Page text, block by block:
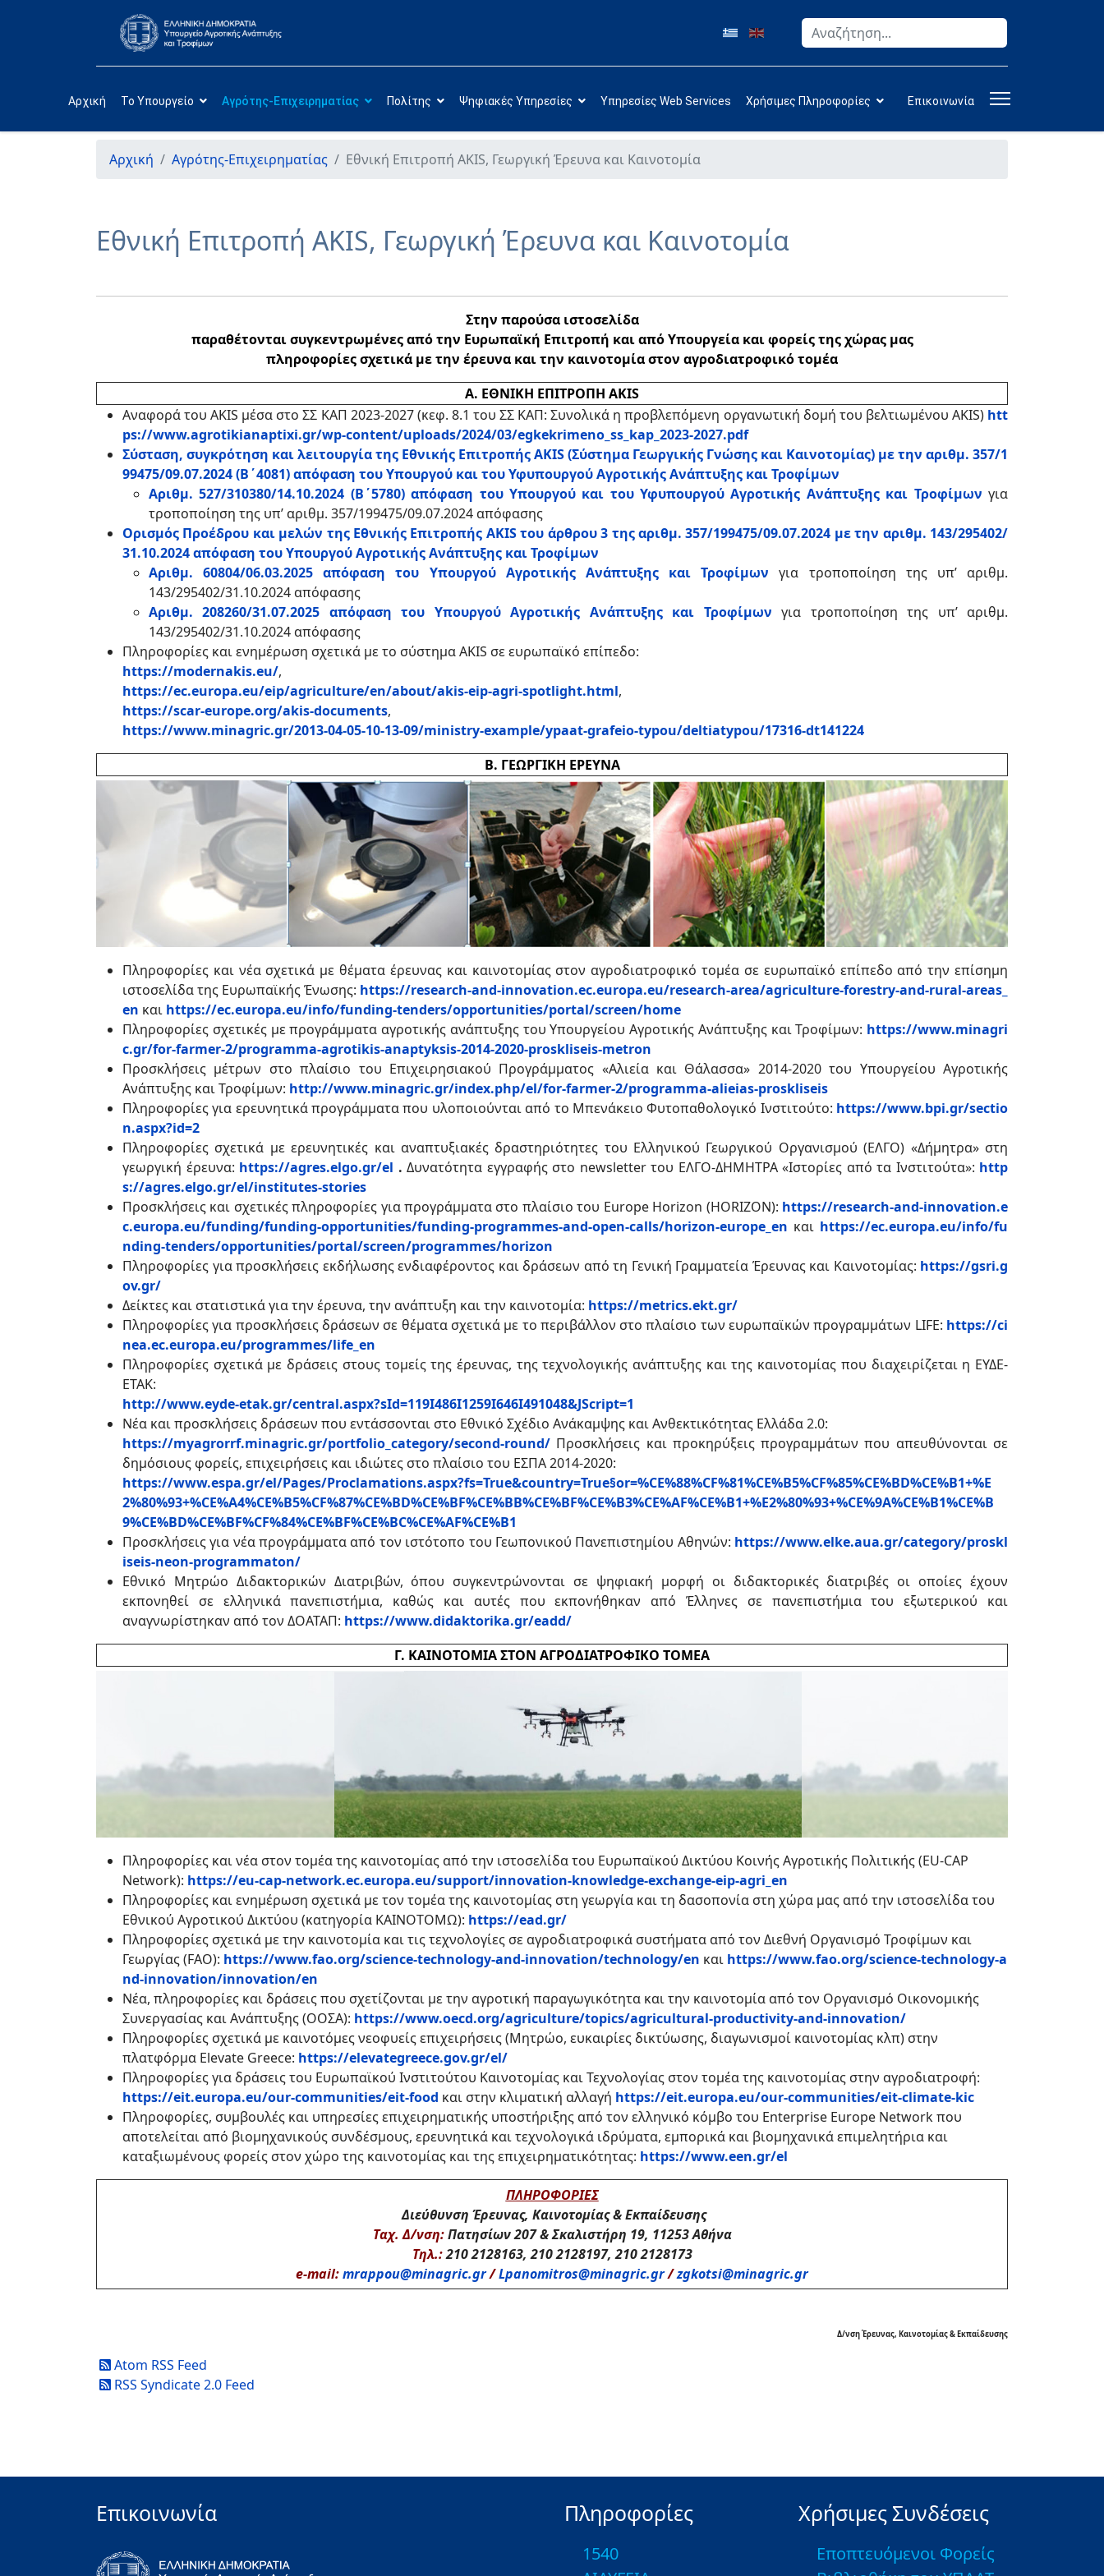
Αναζήτηση
Αρχική Το Υπουργείο Αγρότης-Επιχειρηματίας Πολίτης Ψηφιακές Υπηρεσίες Υπηρεσίες Web Services Χρήσιμες Πληροφορίες Επικοινωνία
Αρχική Αγρότης-Επιχειρηματίας Εθνική Επιτροπή AKIS, Γεωργική Έρευνα και Καινοτομία
Εθνική Επιτροπή AKIS, Γεωργική Έρευνα και Καινοτομία
Στην παρούσα ιστοσελίδα
παραθέτονται συγκεντρωμένες από την Ευρωπαϊκή Επιτροπή και από Υπουργεία και φορείς της χώρας μας
πληροφορίες σχετικά με την έρευνα και την καινοτομία στον αγροδιατροφικό τομέα
Α. ΕΘΝΙΚΗ ΕΠΙΤΡΟΠΗ AKIS
Αναφορά του AKIS μέσα στο ΣΣ ΚΑΠ 2023-2027 (κεφ. 8.1 του ΣΣ ΚΑΠ: Συνολικά η προβλεπόμενη οργανωτική δομή του βελτιωμένου AKIS) htt
ps://www.agrotikianaptixi.gr/wp-content/uploads/2024/03/egkekrimeno_ss_kap_2023-2027.pdf
Σύσταση, συγκρότηση και λειτουργία της Εθνικής Επιτροπής ΑΚΙS (Σύστημα Γεωργικής Γνώσης και Καινοτομίας) με την αριθμ. 357/1
99475/09.07.2024 (Β΄4081) απόφαση του Υπουργού και του Υφυπουργού Αγροτικής Ανάπτυξης και Τροφίμων
Αριθμ. 527/310380/14.10.2024 (Β΄5780) απόφαση του Υπουργού και του Υφυπουργού Αγροτικής Ανάπτυξης και Τροφίμων για
τροποποίηση της υπ’ αριθμ. 357/199475/09.07.2024 απόφασης
Ορισμός Προέδρου και μελών της Εθνικής Επιτροπής AKIS του άρθρου 3 της αριθμ. 357/199475/09.07.2024 με την αριθμ. 143/295402/
31.10.2024 απόφαση του Υπουργού Αγροτικής Ανάπτυξης και Τροφίμων
Αριθμ. 60804/06.03.2025 απόφαση του Υπουργού Αγροτικής Ανάπτυξης και Τροφίμων για τροποποίηση της υπ’ αριθμ.
143/295402/31.10.2024 απόφασης
Αριθμ. 208260/31.07.2025 απόφαση του Υπουργού Αγροτικής Ανάπτυξης και Τροφίμων για τροποποίηση της υπ’ αριθμ.
143/295402/31.10.2024 απόφασης
Πληροφορίες και ενημέρωση σχετικά με το σύστημα AKIS σε ευρωπαϊκό επίπεδο:
https://modernakis.eu/,
https://ec.europa.eu/eip/agriculture/en/about/akis-eip-agri-spotlight.html,
https://scar-europe.org/akis-documents,
https://www.minagric.gr/2013-04-05-10-13-09/ministry-example/ypaat-grafeio-typou/deltiatypou/17316-dt141224
Β. ΓΕΩΡΓΙΚΗ ΕΡΕΥΝΑ
Πληροφορίες και νέα σχετικά με θέματα έρευνας και καινοτομίας στον αγροδιατροφικό τομέα σε ευρωπαϊκό επίπεδο από την επίσημη
ιστοσελίδα της Ευρωπαϊκής Ένωσης: https://research-and-innovation.ec.europa.eu/research-area/agriculture-forestry-and-rural-areas_
en και https://ec.europa.eu/info/funding-tenders/opportunities/portal/screen/home
Πληροφορίες σχετικές με προγράμματα αγροτικής ανάπτυξης του Υπουργείου Αγροτικής Ανάπτυξης και Τροφίμων: https://www.minagri
c.gr/for-farmer-2/programma-agrotikis-anaptyksis-2014-2020-proskliseis-metron
Προσκλήσεις μέτρων στο πλαίσιο του Επιχειρησιακού Προγράμματος «Αλιεία και Θάλασσα» 2014-2020 του Υπουργείου Αγροτικής
Ανάπτυξης και Τροφίμων: http://www.minagric.gr/index.php/el/for-farmer-2/programma-alieias-proskliseis
Πληροφορίες για ερευνητικά προγράμματα που υλοποιούνται από το Μπενάκειο Φυτοπαθολογικό Ινστιτούτο: https://www.bpi.gr/sectio
n.aspx?id=2
Πληροφορίες σχετικά με ερευνητικές και αναπτυξιακές δραστηριότητες του Ελληνικού Γεωργικού Οργανισμού (ΕΛΓΟ) «Δήμητρα» στη
γεωργική έρευνα: https://agres.elgo.gr/el . Δυνατότητα εγγραφής στο newsletter του ΕΛΓΟ-ΔΗΜΗΤΡΑ «Ιστορίες από τα Ινστιτούτα»: http
s://agres.elgo.gr/el/institutes-stories
Προσκλήσεις και σχετικές πληροφορίες για προγράμματα στο πλαίσιο του Europe Horizon (HORIZON): https://research-and-innovation.e
c.europa.eu/funding/funding-opportunities/funding-programmes-and-open-calls/horizon-europe_en και https://ec.europa.eu/info/fu
nding-tenders/opportunities/portal/screen/programmes/horizon
Πληροφορίες για προσκλήσεις εκδήλωσης ενδιαφέροντος και δράσεων από τη Γενική Γραμματεία Έρευνας και Καινοτομίας: https://gsri.g
ov.gr/
Δείκτες και στατιστικά για την έρευνα, την ανάπτυξη και την καινοτομία: https://metrics.ekt.gr/
Πληροφορίες για προσκλήσεις δράσεων σε θέματα σχετικά με το περιβάλλον στο πλαίσιο των ευρωπαϊκών προγραμμάτων LIFE: https://ci
nea.ec.europa.eu/programmes/life_en
Πληροφορίες σχετικά με δράσεις στους τομείς της έρευνας, της τεχνολογικής ανάπτυξης και της καινοτομίας που διαχειρίζεται η ΕΥΔΕ-
ΕΤΑΚ:
http://www.eyde-etak.gr/central.aspx?sId=119I486I1259I646I491048&JScript=1
Νέα και προσκλήσεις δράσεων που εντάσσονται στο Εθνικό Σχέδιο Ανάκαμψης και Ανθεκτικότητας Ελλάδα 2.0:
https://myagrorrf.minagric.gr/portfolio_category/second-round/ Προσκλήσεις και προκηρύξεις προγραμμάτων που απευθύνονται σε
δημόσιους φορείς, επιχειρήσεις και ιδιώτες στο πλαίσιο του ΕΣΠΑ 2014-2020:
https://www.espa.gr/el/Pages/Proclamations.aspx?fs=True&country=True§or=%CE%88%CF%81%CE%B5%CF%85%CE%BD%CE%B1+%E
2%80%93+%CE%A4%CE%B5%CF%87%CE%BD%CE%BF%CE%BB%CE%BF%CE%B3%CE%AF%CE%B1+%E2%80%93+%CE%9A%CE%B1%CE%B
9%CE%BD%CE%BF%CF%84%CE%BF%CE%BC%CE%AF%CE%B1
Προσκλήσεις για νέα προγράμματα από τον ιστότοπο του Γεωπονικού Πανεπιστημίου Αθηνών: https://www.elke.aua.gr/category/proskl
iseis-neon-programmaton/
Εθνικό Μητρώο Διδακτορικών Διατριβών, όπου συγκεντρώνονται σε ψηφιακή μορφή οι διδακτορικές διατριβές οι οποίες έχουν
εκπονηθεί σε ελληνικά πανεπιστήμια, καθώς και αυτές που εκπονήθηκαν από Έλληνες σε πανεπιστήμια του εξωτερικού και
αναγνωρίστηκαν από τον ΔΟΑΤΑΠ: https://www.didaktorika.gr/eadd/
Γ. ΚΑΙΝΟΤΟΜΙΑ ΣΤΟΝ ΑΓΡΟΔΙΑΤΡΟΦΙΚΟ ΤΟΜΕΑ
Πληροφορίες και νέα στον τομέα της καινοτομίας από την ιστοσελίδα του Ευρωπαϊκού Δικτύου Κοινής Αγροτικής Πολιτικής (EU-CAP
Network): https://eu-cap-network.ec.europa.eu/support/innovation-knowledge-exchange-eip-agri_en
Πληροφορίες και ενημέρωση σχετικά με τον τομέα της καινοτομίας στη γεωργία και τη δασοπονία στη χώρα μας από την ιστοσελίδα του
Εθνικού Αγροτικού Δικτύου (κατηγορία ΚΑΙΝΟΤΟΜΩ): https://ead.gr/
Πληροφορίες σχετικά με την καινοτομία και τις τεχνολογίες σε αγροδιατροφικά συστήματα από τον Διεθνή Οργανισμό Τροφίμων και
Γεωργίας (FAO): https://www.fao.org/science-technology-and-innovation/technology/en και https://www.fao.org/science-technology-a
nd-innovation/innovation/en
Νέα, πληροφορίες και δράσεις που σχετίζονται με την αγροτική παραγωγικότητα και την καινοτομία από τον Οργανισμό Οικονομικής
Συνεργασίας και Ανάπτυξης (ΟΟΣΑ): https://www.oecd.org/agriculture/topics/agricultural-productivity-and-innovation/
Πληροφορίες σχετικά με καινοτόμες νεοφυείς επιχειρήσεις (Μητρώο, ευκαιρίες δικτύωσης, διαγωνισμοί καινοτομίας κλπ) στην
πλατφόρμα Elevate Greece: https://elevategreece.gov.gr/el/
Πληροφορίες για δράσεις του Ευρωπαϊκού Ινστιτούτου Καινοτομίας και Τεχνολογίας στον τομέα της καινοτομίας στην αγροδιατροφή:
https://eit.europa.eu/our-communities/eit-food και στην κλιματική αλλαγή https://eit.europa.eu/our-communities/eit-climate-kic
Πληροφορίες, συμβουλές και υπηρεσίες επιχειρηματικής υποστήριξης από τον ελληνικό κόμβο του Enterprise Europe Network που
αποτελείται από βιομηχανικούς συνδέσμους, ερευνητικά και τεχνολογικά ιδρύματα, εμπορικά και βιομηχανικά επιμελητήρια και
καταξιωμένους φορείς στον χώρο της καινοτομίας και της επιχειρηματικότητας: https://www.een.gr/el
ΠΛΗΡΟΦΟΡΙΕΣ
Διεύθυνση Έρευνας, Καινοτομίας & Εκπαίδευσης
Ταχ. Δ/νση: Πατησίων 207 & Σκαλιστήρη 19, 11253 Αθήνα
Τηλ.:210 2128163, 210 2128197, 210 2128173
e-mail:mrappou@minagric.gr/Lpanomitros@minagric.gr/zgkotsi@minagric.gr
Δ/νση Έρευνας, Καινοτομίας & Εκπαίδευσης
Atom RSS Feed
RSS Syndicate 2.0 Feed
Επικοινωνία Πληροφορίες
1540
Χρήσιμες Συνδέσεις
Εποπτευόμενοι Φορείς